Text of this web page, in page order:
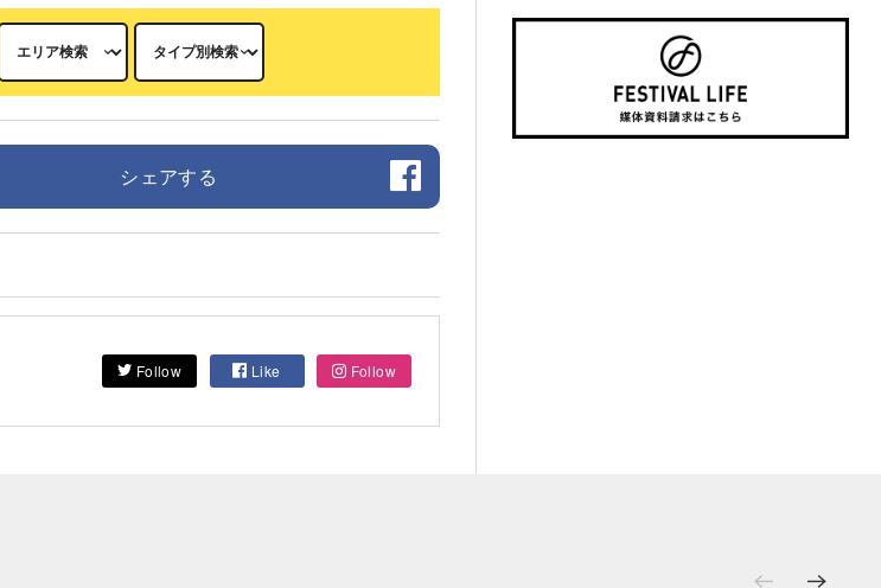
シェアする
Follow Like Follow